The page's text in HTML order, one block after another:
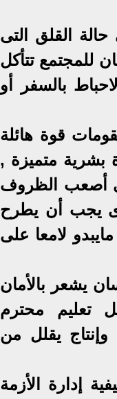
القلق التى
للمجتمع تتأكل
بالسفر أو
قوة هائلة
بشرية متميزة ,
أصعب الظروف
يجب أن يطرح
لامعا على
يشعر بالأمان
تعليم محترم
يقلل من
إدارة الأزمة